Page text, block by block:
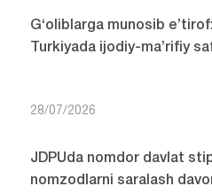
G‘oliblarga munosib
Turkiyada ijodiy-ma’rifiy
28/07/2026
JDPUda nomdor davlat
nomzodlarni saralash